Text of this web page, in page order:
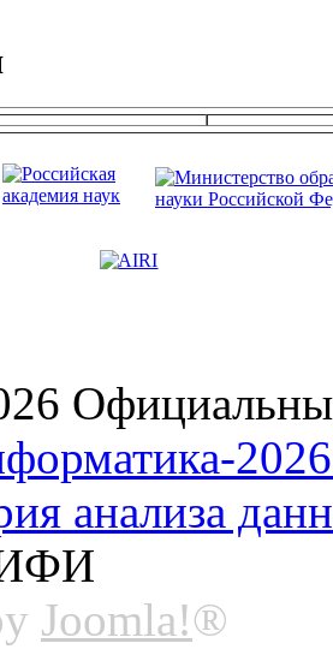
анализа
Joomla!®